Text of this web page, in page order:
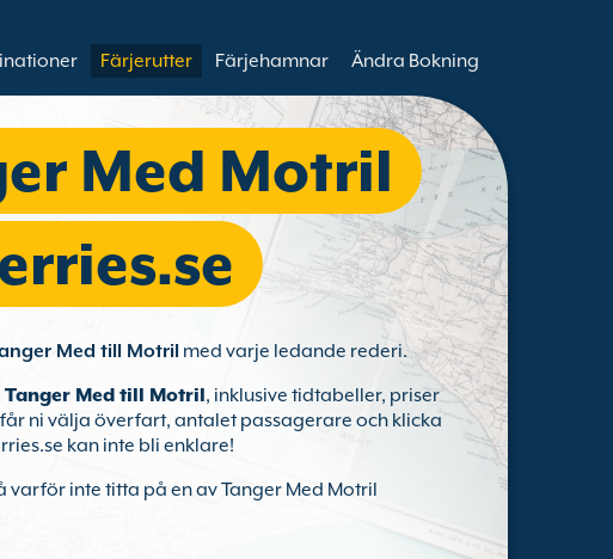
Färjerutter Färjehamnar Ändra Bokning
Med Motril
Med till Motril med varje ledande rederi.
Med till Motril, inklusive tidtabeller, priser
ni välja överfart, antalet passagerare och klicka
kan inte bli enklare!
varför inte titta på en av Tanger Med Motril